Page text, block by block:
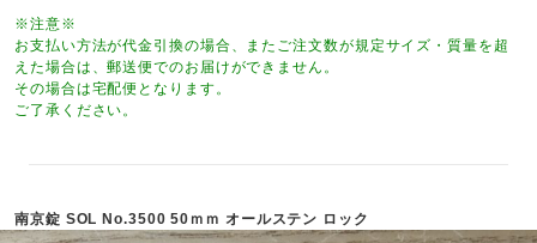
※注意※
お支払い方法が代金引換の場合、またご注文数が規定サイズ・質量を超
えた場合は、郵送便でのお届けができません。
その場合は宅配便となります。
ご了承ください。
南京錠 SOL No.3500 50ｍｍ オールステン ロック